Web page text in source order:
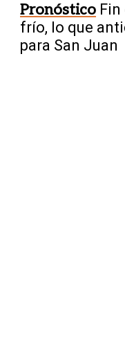
Pronóstico Fin
frío, lo que
para San Juan